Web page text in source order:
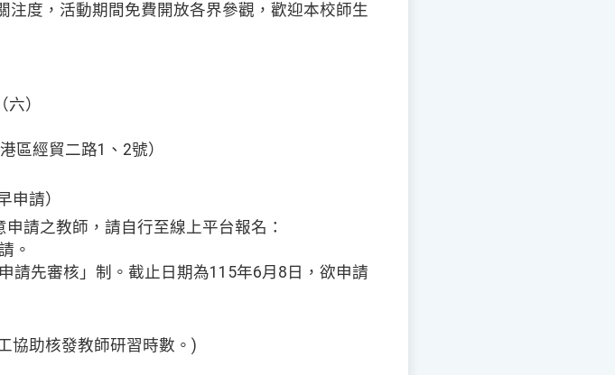
度，活動期間免費開放各界參觀，歡迎本校師生
）
區經貿二路1、2號）
申請）
請之教師，請自行至線上平台報名：
。
請先審核」制。截止日期為115年6月8日，欲申請
協助核發教師研習時數。)